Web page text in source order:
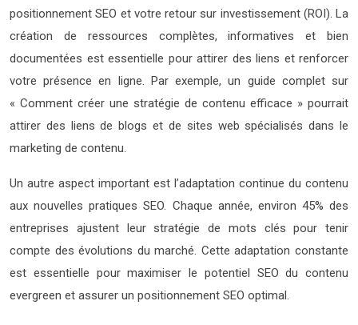
positionnement SEO et votre retour sur investissement (ROI). La
création de ressources complètes, informatives et bien
documentées est essentielle pour attirer des liens et renforcer
votre présence en ligne. Par exemple, un guide complet sur
« Comment créer une stratégie de contenu efficace » pourrait
attirer des liens de blogs et de sites web spécialisés dans le
marketing de contenu.
Un autre aspect important est l’adaptation continue du contenu
aux nouvelles pratiques SEO. Chaque année, environ 45% des
entreprises ajustent leur stratégie de mots clés pour tenir
compte des évolutions du marché. Cette adaptation constante
est essentielle pour maximiser le potentiel SEO du contenu
evergreen et assurer un positionnement SEO optimal.